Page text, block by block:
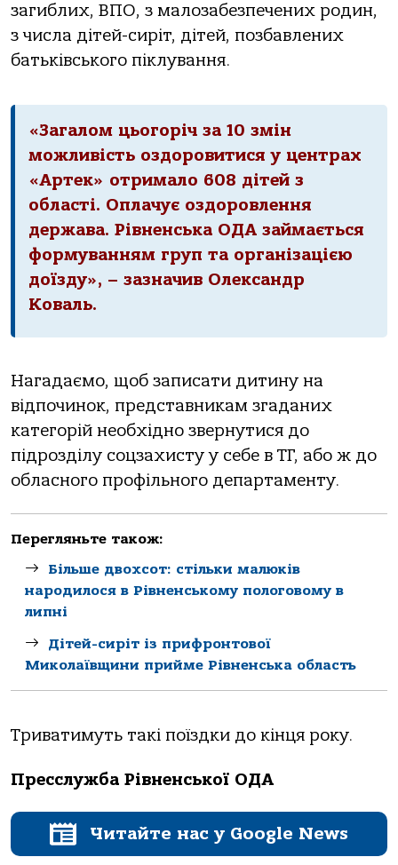
загиблих, ВПО, з малозабезпечених родин,
з числа дітей-сиріт, дітей, позбавлених
батьківського піклування.
«Загалом цьогоріч за 10 змін
можливість оздоровитися у центрах
«Артек» отримало 608 дітей з
області. Оплачує оздоровлення
держава. Рівненська ОДА займається
формуванням груп та організацією
доїзду», – зазначив Олександр
Коваль.
Нагадаємо, щоб записати дитину на
відпочинок, представникам згаданих
категорій необхідно звернутися до
підрозділу соцзахисту у себе в ТГ, або ж до
обласного профільного департаменту.
Перегляньте також:
Більше двохсот: стільки малюків
народилося в Рівненському пологовому в
липні
Дітей-сиріт із прифронтової
Миколаївщини прийме Рівненська область
Триватимуть такі поїздки до кінця року.
Пресслужба Рівненської ОДА
Читайте нас у Google News